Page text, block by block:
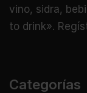
vino, sidra,
to drink».
Categorías